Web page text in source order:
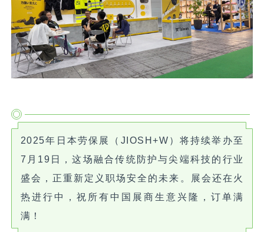
2025年日本劳保展（JIOSH+W）将持续举办至
7月19日，这场融合传统防护与尖端科技的行业
盛会，正重新定义职场安全的未来。展会还在火
热进行中，祝所有中国展商生意兴隆，订单满
满！